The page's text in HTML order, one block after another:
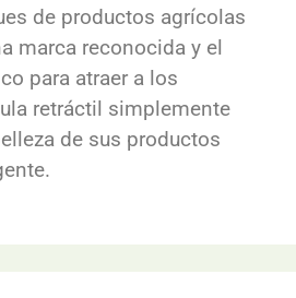
de productos agrícolas
marca reconocida y el
para atraer a los
retráctil simplemente
de sus productos